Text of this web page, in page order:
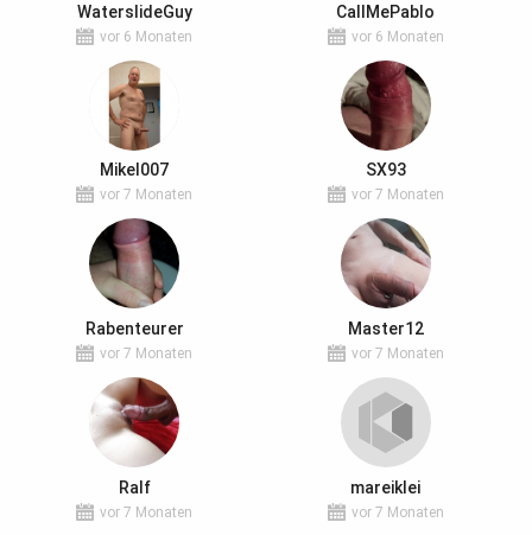
WaterslideGuy
vor 6 Monaten
CallMePablo
vor 6 Monaten
Mikel007
vor 7 Monaten
SX93
vor 7 Monaten
Rabenteurer
vor 7 Monaten
Master12
vor 7 Monaten
Ralf
vor 7 Monaten
mareiklei
vor 7 Monaten